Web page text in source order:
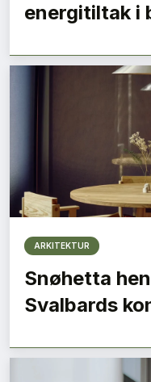
energitiltak i
ARKITEKTUR
Snøhetta
Svalbards